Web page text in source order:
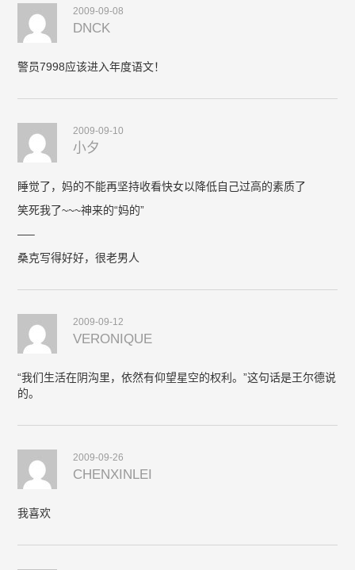
2009-09-08
DNCK
警员7998应该进入年度语文！
2009-09-10
小夕
睡觉了，妈的不能再坚持收看快女以降低自己过高的素质了
笑死我了~~~神来的“妈的”
—–
桑克写得好好，很老男人
2009-09-12
VERONIQUE
“我们生活在阴沟里，依然有仰望星空的权利。”这句话是王尔德说
的。
2009-09-26
CHENXINLEI
我喜欢